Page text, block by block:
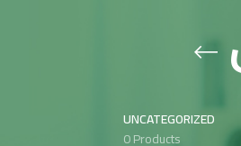
UNCATEGORIZED
0 Products